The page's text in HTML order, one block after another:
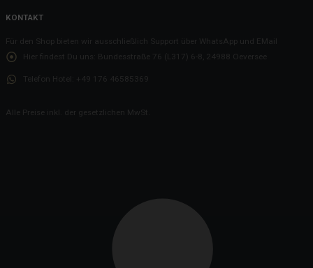
KONTAKT
Für den Shop bieten wir ausschließlich Support über WhatsApp und EMail
Hier findest Du uns:
Bundesstraße 76 (L317) 6-8, 24988 Oeversee
Telefon Hotel: +49 176 46585369
Alle Preise inkl. der gesetzlichen MwSt.